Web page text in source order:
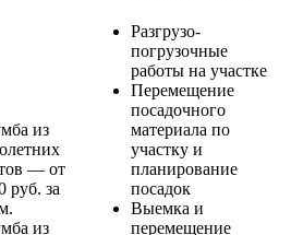
из
— от
руб. за
из
Разгрузо-
погрузочные
работы на участке
Перемещение
посадочного
материала по
участку и
планирование
посадок
Выемка и
перемещение